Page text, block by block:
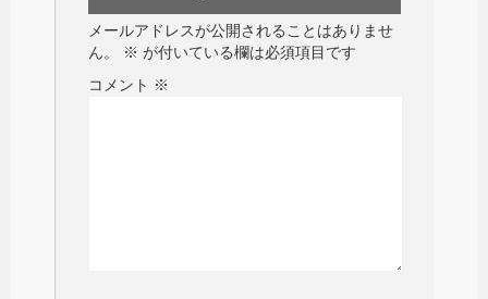
メールアドレスが公開されることはありませ
ん。
※ が付いている欄は必須項目です
コメント ※